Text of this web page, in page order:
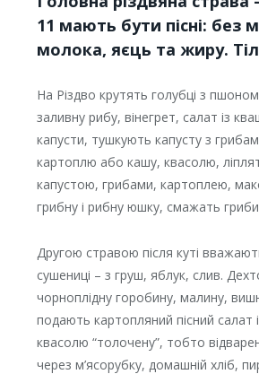
11 мають бути пісні: без
молока, яєць та жиру.
На Різдво крутять голубці з
заливну рибу, вінегрет, салат із
капусти, тушкують капусту з
картоплю або кашу, квасолю,
капустою, грибами, картоплею,
грибну і рибну юшку, смажать
Другою стравою після куті
сушениці – з груш, яблук, слив.
чорноплідну горобину, малину,
подають картопляний пісний салат
квасолю “толочену”, тобто
через м’ясорубку, домашній хліб,